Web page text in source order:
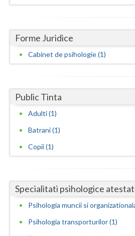
Gorj
Hunedoara
Iasi
Ilfov
Maramures
Mehedinti
Neamt
Olt
Forme Juridice
Cabinet de psihologie (1)
Public Tinta
Adulti (1)
Batrani (1)
Copii (1)
Specialitati psihologice
Psihologia muncii si
Psihologia transporturilor (1)